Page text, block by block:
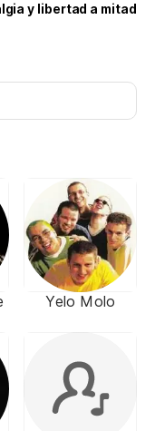
y libertad a mitad
Yelo Molo